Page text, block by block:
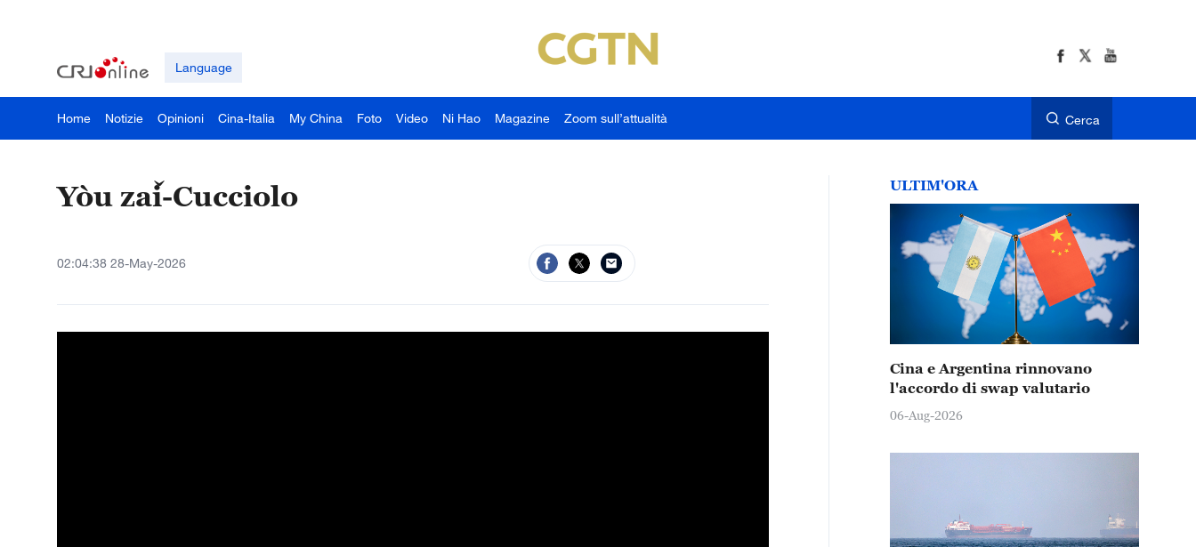
Language
Home Notizie Opinioni Cina-Italia My China Foto Video Ni Hao Magazine Zoom sull’attualità Cerca
Yòu zǎi-Cucciolo
02:04:38 28-May-2026
ULTIM'ORA
Cina e Argentina rinnovano
l'accordo di swap valutario
06-Aug-2026